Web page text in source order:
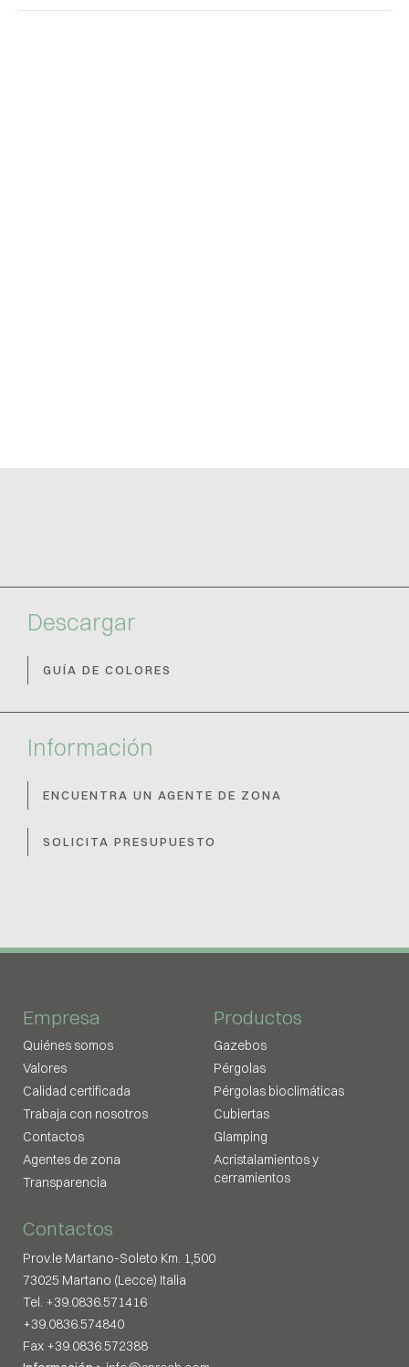
Descargar
GUÍA DE COLORES
Información
ENCUENTRA UN AGENTE DE ZONA
SOLICITA PRESUPUESTO
Empresa
Quiénes somos
Valores
Calidad certificada
Trabaja con nosotros
Contactos
Agentes de zona
Transparencia
Productos
Gazebos
Pérgolas
Pérgolas bioclimáticas
Cubiertas
Glamping
Acristalamientos y
cerramientos
Contactos
Prov.le Martano-Soleto Km. 1,500
73025 Martano (Lecce) Italia
Tel. +39.0836.571416
+39.0836.574840
Fax +39.0836.572388